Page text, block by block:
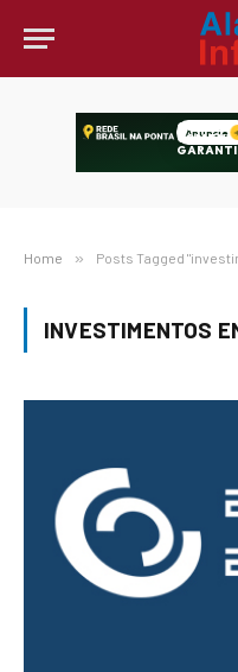
Home » Posts Tagged
INVESTIMENTOS